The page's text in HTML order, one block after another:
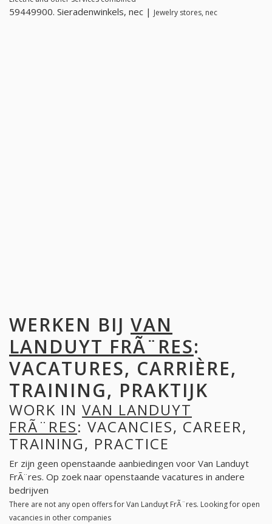
59449900. Sieradenwinkels, nec | Jewelry stores, nec
WERKEN BIJ VAN
LANDUYT FRÃ¨RES:
VACATURES, CARRIÈRE,
TRAINING, PRAKTIJK
WORK IN VAN LANDUYT
FRÃ¨RES: VACANCIES, CAREER,
TRAINING, PRACTICE
Er zijn geen openstaande aanbiedingen voor Van Landuyt
FrÃ¨res. Op zoek naar openstaande vacatures in andere
bedrijven
There are not any open offers for Van Landuyt FrÃ¨res. Looking for open
vacancies in other companies